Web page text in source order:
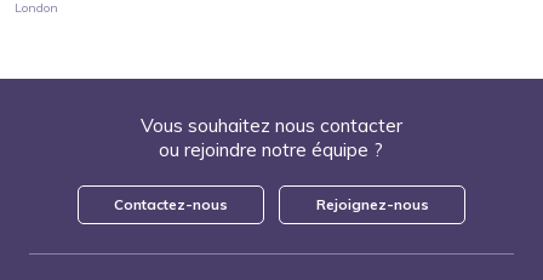
London
Vous souhaitez nous contacter
ou rejoindre notre équipe ?
Contactez-nous Rejoignez-nous